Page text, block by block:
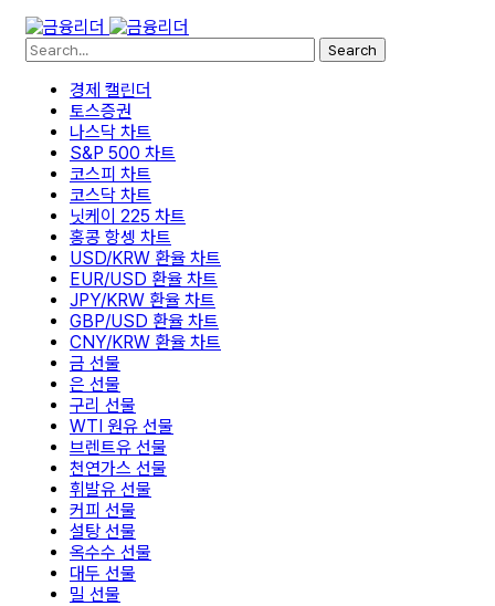
Search
경제 캘린더
토스증권
나스닥 차트
S&P 500 차트
코스피 차트
코스닥 차트
닛케이 225 차트
홍콩 항셍 차트
USD/KRW 환율 차트
EUR/USD 환율 차트
JPY/KRW 환율 차트
GBP/USD 환율 차트
CNY/KRW 환율 차트
금 선물
은 선물
구리 선물
WTI 원유 선물
브렌트유 선물
천연가스 선물
휘발유 선물
커피 선물
설탕 선물
옥수수 선물
대두 선물
밀 선물